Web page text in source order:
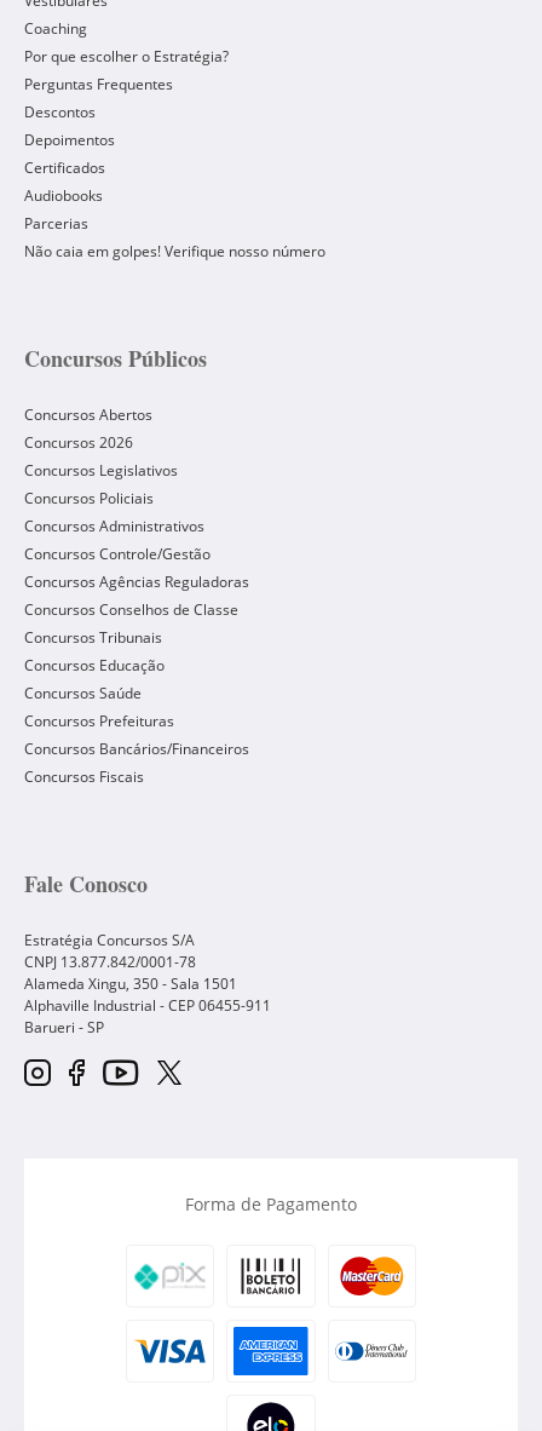
Coaching
Por que escolher o Estratégia?
Perguntas Frequentes
Descontos
Depoimentos
Certificados
Audiobooks
Parcerias
Não caia em golpes! Verifique nosso número
Concursos Públicos
Concursos Abertos
Concursos 2026
Concursos Legislativos
Concursos Policiais
Concursos Administrativos
Concursos Controle/Gestão
Concursos Agências Reguladoras
Concursos Conselhos de Classe
Concursos Tribunais
Concursos Educação
Concursos Saúde
Concursos Prefeituras
Concursos Bancários/Financeiros
Concursos Fiscais
Fale Conosco
Estratégia Concursos S/A
CNPJ 13.877.842/0001-78
Alameda Xingu, 350 - Sala 1501
Alphaville Industrial - CEP06455-911
Barueri -SP
Forma de Pagamento